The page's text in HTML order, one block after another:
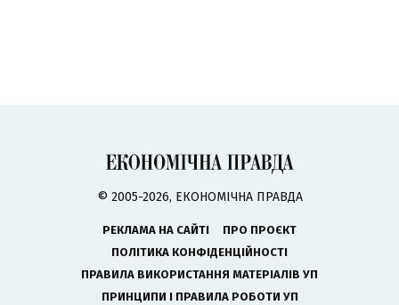
© 2005-2026, ЕКОНОМІЧНА ПРАВДА
РЕКЛАМА НА САЙТІ
ПРО ПРОЄКТ
ПОЛІТИКА КОНФІДЕНЦІЙНОСТІ
ПРАВИЛА ВИКОРИСТАННЯ МАТЕРІАЛІВ УП
ПРИНЦИПИ І ПРАВИЛА РОБОТИ УП